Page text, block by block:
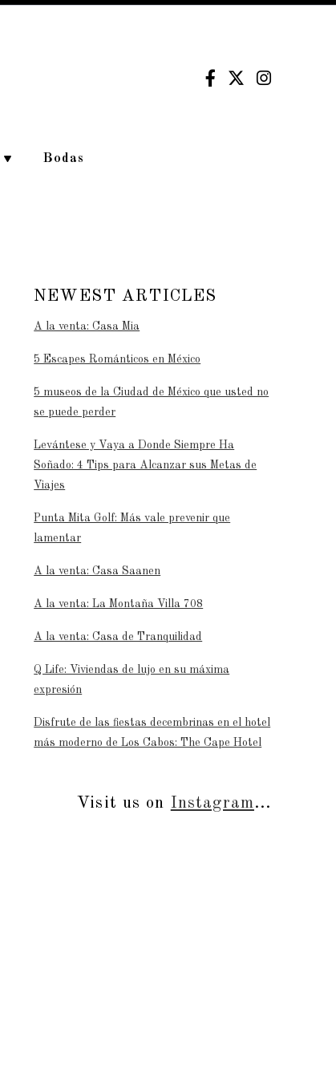
Bodas
NEWEST ARTICLES
A la venta: Casa Mia
5 Escapes Románticos en México
5 museos de la Ciudad de México que usted no
se puede perder
Levántese y Vaya a Donde Siempre Ha
Soñado: 4 Tips para Alcanzar sus Metas de
Viajes
Punta Mita Golf: Más vale prevenir que
lamentar
A la venta: Casa Saanen
A la venta: La Montaña Villa 708
A la venta: Casa de Tranquilidad
Q Life: Viviendas de lujo en su máxima
expresión
Disfrute de las fiestas decembrinas en el hotel
más moderno de Los Cabos: The Cape Hotel
Visit us on Instagram...